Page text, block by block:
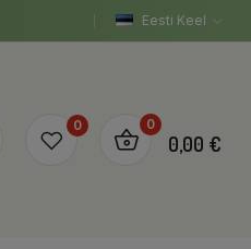
Eesti Keel
0 0
0,00 €